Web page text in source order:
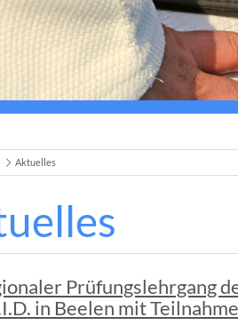
Aktuelles
Prüfungslehrgang
in Beelen mit